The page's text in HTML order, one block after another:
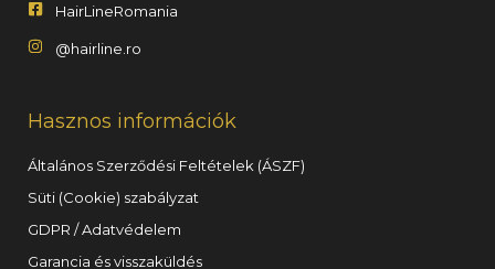
HairLineRomania
@hairline.ro
Hasznos információk
Általános Szerződési Feltételek (ÁSZF)
Süti (Cookie) szabályzat
GDPR / Adatvédelem
Garancia és visszaküldés